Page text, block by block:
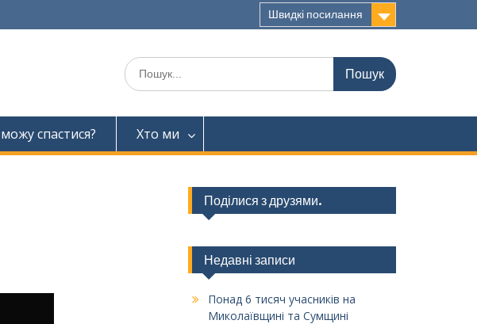
Швидкі посилання
Шукати:
спастися? Хто ми
Поділися з друзями.
Недавні записи
Понад 6 тисяч учасників на
Миколаївщині та Сумщині